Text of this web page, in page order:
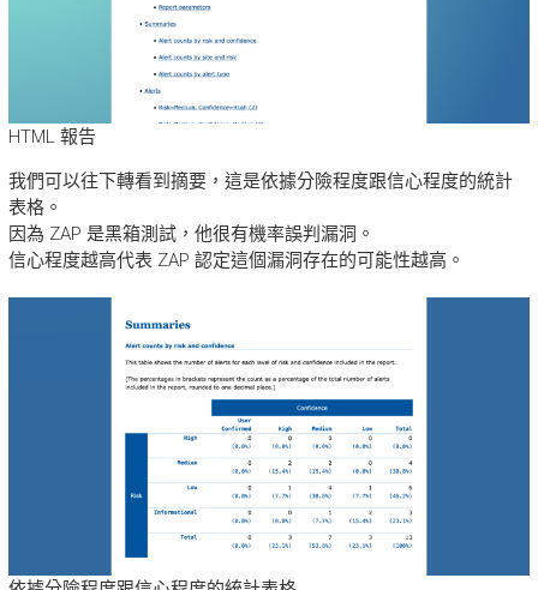
HTML 報告
我們可以往下轉看到摘要，這是依據分險程度跟信心程度的統計
表格。
因為 ZAP 是黑箱測試，他很有機率誤判漏洞。
信心程度越高代表 ZAP 認定這個漏洞存在的可能性越高。